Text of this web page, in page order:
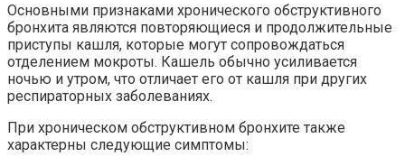
Основными признаками хронического обструктивного
бронхита являются повторяющиеся и продолжительные
приступы кашля, которые могут сопровождаться
отделением мокроты. Кашель обычно усиливается
ночью и утром, что отличает его от кашля при других
респираторных заболеваниях.
При хроническом обструктивном бронхите также
характерны следующие симптомы: